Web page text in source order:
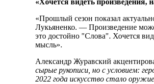
«Прошлый сезон показал
Лукьяненко. — Произведение
это достойно "Слова". Хочется
мысль».
Александр Журавский
сырые рукописи, но с условием:
2022 года искусство стало